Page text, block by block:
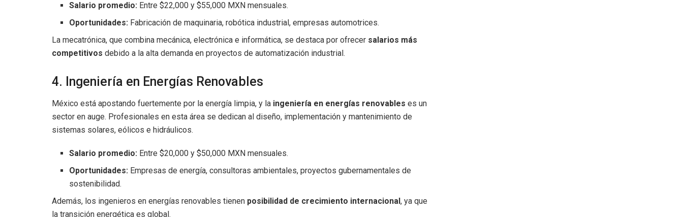
Salario promedio: Entre $22,000 y $55,000 MXN mensuales.
Oportunidades: Fabricación de maquinaria, robótica industrial, empresas automotrices.
La mecatrónica, que combina mecánica, electrónica e informática, se destaca por ofrecer salarios más
competitivos debido a la alta demanda en proyectos de automatización industrial.
4. Ingeniería en Energías Renovables
México está apostando fuertemente por la energía limpia, y la ingeniería en energías renovables es un
sector en auge. Profesionales en esta área se dedican al diseño, implementación y mantenimiento de
sistemas solares, eólicos e hidráulicos.
Salario promedio: Entre $20,000 y $50,000 MXN mensuales.
Oportunidades: Empresas de energía, consultoras ambientales, proyectos gubernamentales de
sostenibilidad.
Además, los ingenieros en energías renovables tienen posibilidad de crecimiento internacional, ya que
la transición energética es global.